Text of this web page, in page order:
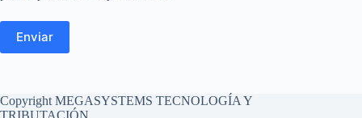
Enviar
Copyright MEGASYSTEMS TECNOLOGÍA Y
TRIBUTACIÓN